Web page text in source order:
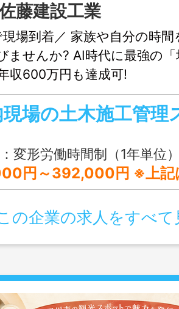
藤建設工業
場到着／ 家族や自分の時
ませんか? AI時代に最強の
収600万円も達成可!
場の土木施工管理
制（1年単位） ■ 就業時間：7:45〜17:00 ■ 実働時間：7
有資格者基本給（270,000円～390,000円）に通信手当（1,000円～2,000円）を含んだ金額です。 ※経験・能力・資格等を考慮の
の企業の求人をすべて